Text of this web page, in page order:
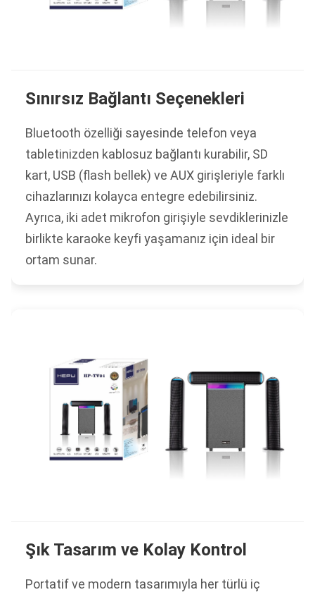
Sınırsız Bağlantı Seçenekleri
Bluetooth özelliği sayesinde telefon veya
tabletinizden kablosuz bağlantı kurabilir, SD
kart, USB (flash bellek) ve AUX girişleriyle farklı
cihazlarınızı kolayca entegre edebilirsiniz.
Ayrıca, iki adet mikrofon girişiyle sevdiklerinizle
birlikte karaoke keyfi yaşamanız için ideal bir
ortam sunar.
Şık Tasarım ve Kolay Kontrol
Portatif ve modern tasarımıyla her türlü iç